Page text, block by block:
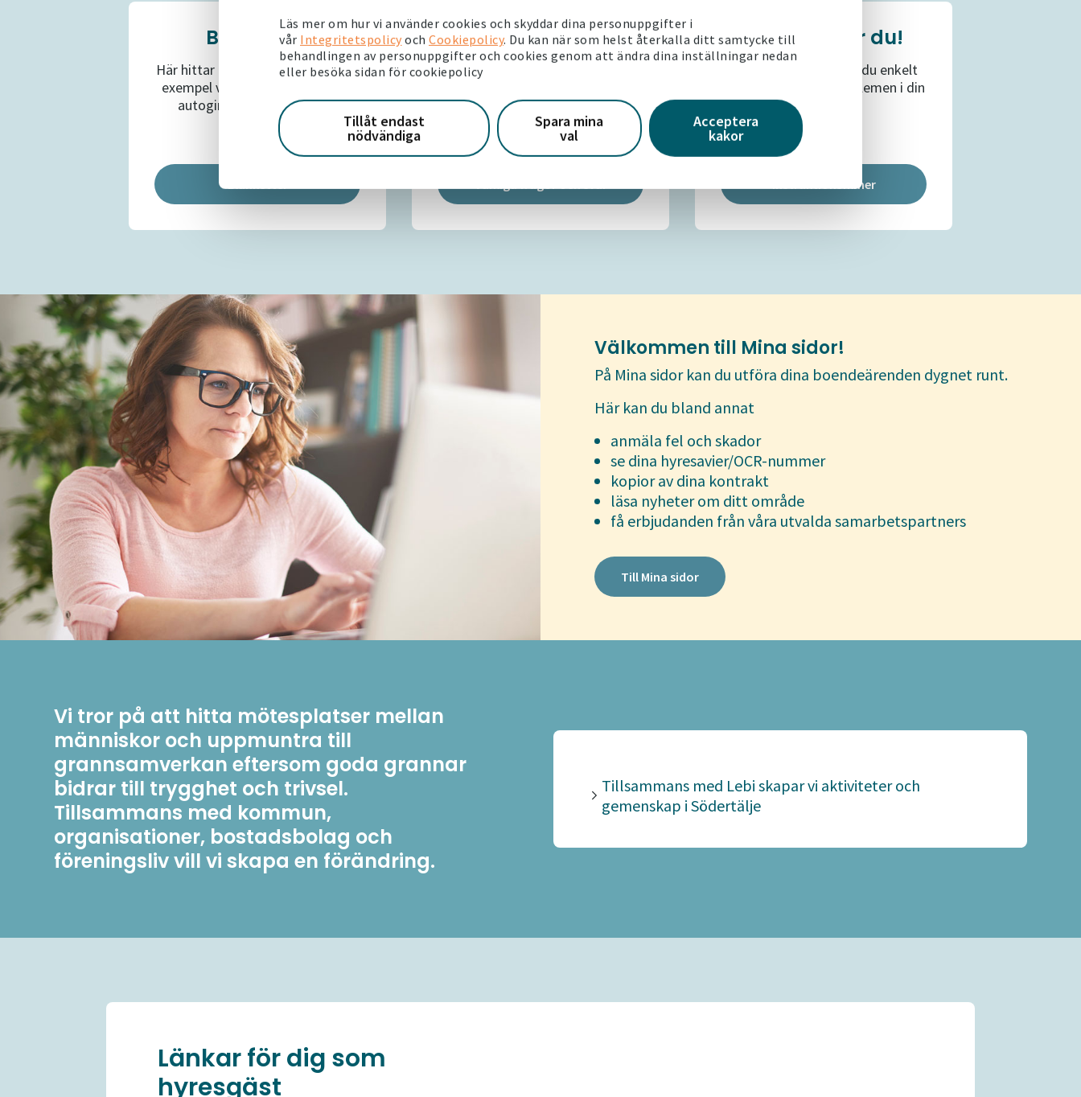
Läs mer om hur vi använder cookies och skyddar dina personuppgifter i
vår Integritetspolicy och Cookiepolicy. Du kan när som helst återkalla ditt samtycke till
behandlingen av personuppgifter och cookies genom att ändra dina inställningar nedan
eller besöka sidan för cookiepolicy
Tillåt endast
nödvändiga
Spara mina
val
Acceptera
kakor
Blanketter
Här hittar du blanketter när du till
exempel vill betala din hyra med
autogiro eller säga upp din
lägenhet.
Blanketter
Vanliga frågor
Här hittar du frågor vi ofta får.
sådana fall hittar du svaren här.
Vanliga frågor och svar
Det här fixar du!
Se våra filmer om hur du enkelt
löser de vanligast problemen i din
Instruktionsfilmer
Välkommen till Mina sidor!
På Mina sidor kan du utföra dina boendeärenden dygnet runt.
Här kan du bland annat
anmäla fel och skador
se dina hyresavier/OCR-nummer
kopior av dina kontrakt
läsa nyheter om ditt område
få erbjudanden från våra utvalda samarbetspartners
Till Mina sidor
Vi tror på att hitta mötesplatser mellan
människor och uppmuntra till
grannsamverkan eftersom goda grannar
bidrar till trygghet och trivsel.
Tillsammans med kommun,
organisationer, bostadsbolag och
föreningsliv vill vi skapa en förändring.
Tillsammans med Lebi skapar vi aktiviteter och
gemenskap i Södertälje
Länkar för dig som
hyresgäst